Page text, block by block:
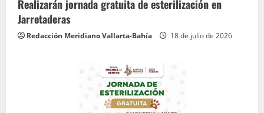
Realizarán jornada gratuita de esterilización en
Jarretaderas
Redacción Meridiano Vallarta-Bahía 18 de julio de 2026